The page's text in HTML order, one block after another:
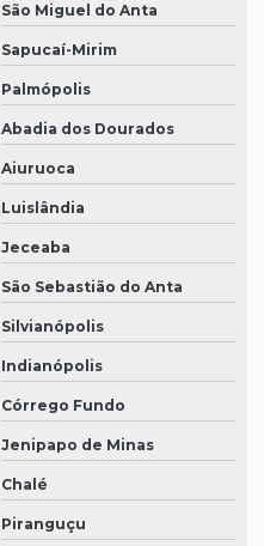
São Miguel do Anta
Sapucaí-Mirim
Palmópolis
Abadia dos Dourados
Aiuruoca
Luislândia
Jeceaba
São Sebastião do Anta
Silvianópolis
Indianópolis
Córrego Fundo
Jenipapo de Minas
Chalé
Piranguçu